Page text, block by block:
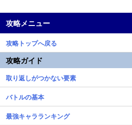
攻略メニュー
攻略トップへ戻る
攻略ガイド
取り返しがつかない要素
バトルの基本
最強キャラランキング